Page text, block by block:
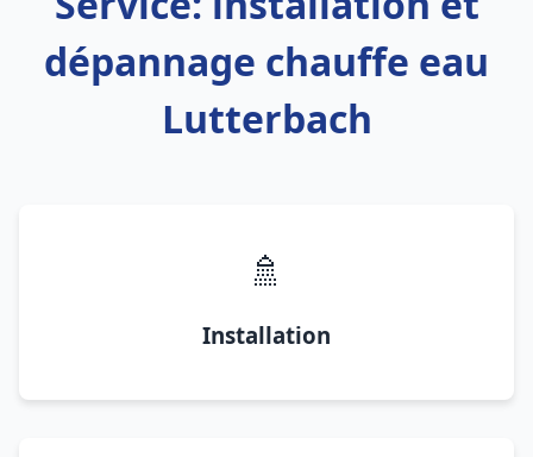
dépannage chauffe eau
Lutterbach
🚿
Installation